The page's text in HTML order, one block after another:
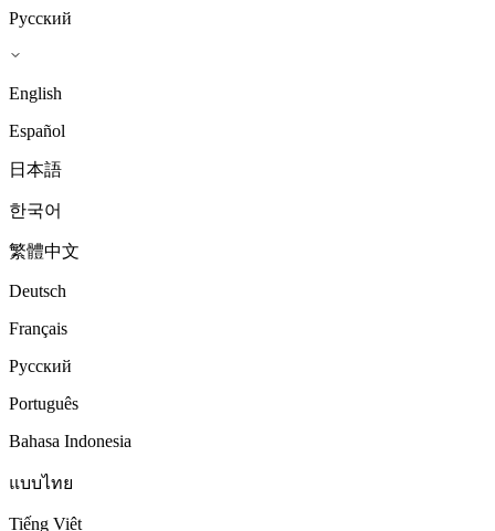
Русский
English
Español
日本語
한국어
繁體中文
Deutsch
Français
Русский
Português
Bahasa Indonesia
แบบไทย
Tiếng Việt